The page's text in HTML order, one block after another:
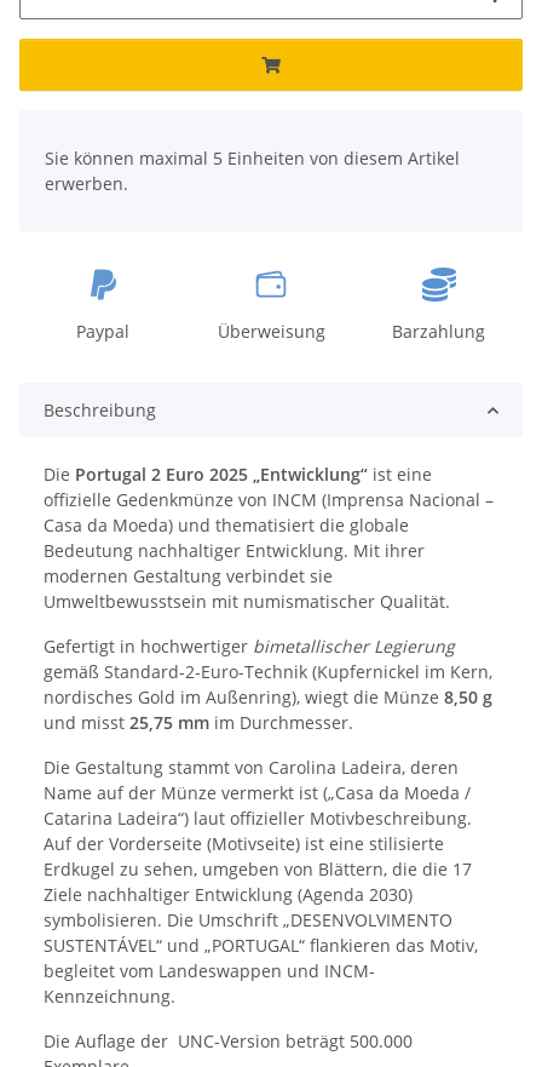
Sie können maximal 5 Einheiten von diesem Artikel
erwerben.
Paypal Überweisung Barzahlung
Beschreibung
Die Portugal 2 Euro 2025 „Entwicklung“ ist eine
offizielle Gedenkmünze von INCM (Imprensa Nacional –
Casa da Moeda) und thematisiert die globale
Bedeutung nachhaltiger Entwicklung. Mit ihrer
modernen Gestaltung verbindet sie
Umweltbewusstsein mit numismatischer Qualität.
Gefertigt in hochwertiger bimetallischer Legierung
gemäß Standard-2-Euro-Technik (Kupfernickel im Kern,
nordisches Gold im Außenring), wiegt die Münze 8,50 g
und misst 25,75 mm im Durchmesser.
Die Gestaltung stammt von Carolina Ladeira, deren
Name auf der Münze vermerkt ist („Casa da Moeda /
Catarina Ladeira“) laut offizieller Motivbeschreibung.
Auf der Vorderseite (Motivseite) ist eine stilisierte
Erdkugel zu sehen, umgeben von Blättern, die die 17
Ziele nachhaltiger Entwicklung (Agenda 2030)
symbolisieren. Die Umschrift „DESENVOLVIMENTO
SUSTENTÁVEL“ und „PORTUGAL“ flankieren das Motiv,
begleitet vom Landeswappen und INCM-
Kennzeichnung.
Die Auflage der UNC-Version beträgt 500.000